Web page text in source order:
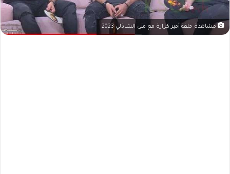
مشاهدة حلقة أمير كرارة مع منى الشاذلي 2023